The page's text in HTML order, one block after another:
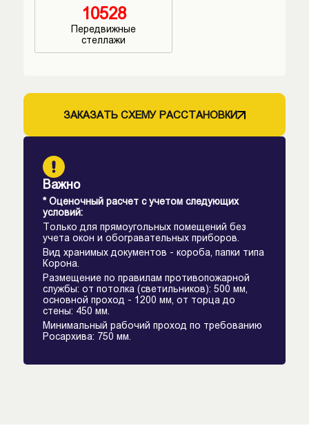
10528
Передвижные
стеллажи
ЗАКАЗАТЬ СХЕМУ РАССТАНОВКИ
Важно
* Оценочный расчет с учетом следующих
условий:
Только для прямоугольных помещений без
учета окон и обогравательных приборов.
Вид хранимых документов - короба, папки типа
Корона.
Размещение по правилам противопожарной
службы: от потолка (светильников): 500 мм,
основной проход - 1200 мм, от торца до
стены: 450 мм.
Минимальный рабочий проход по требованию
Росархива: 750 мм.